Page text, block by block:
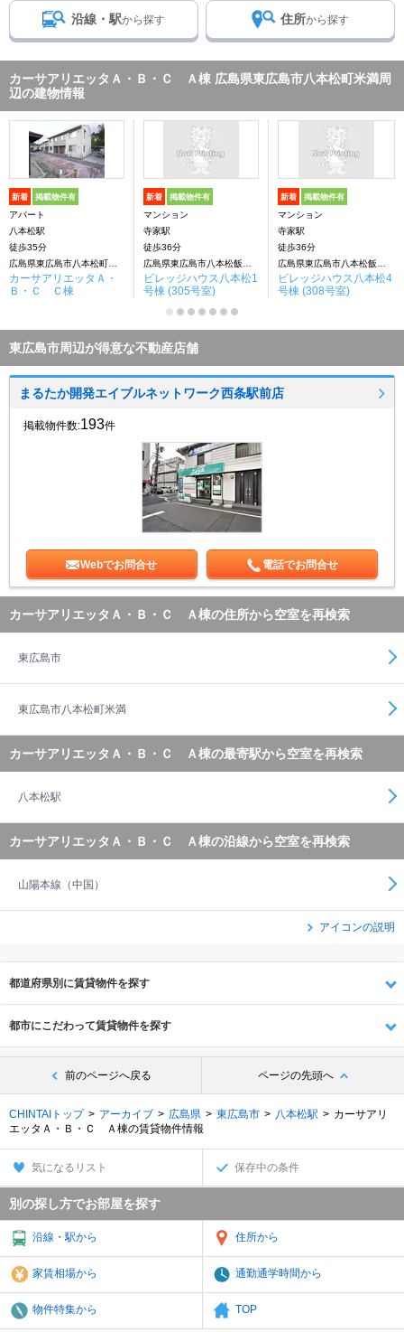
沿線・駅から探す 住所から探す
カーサアリエッタＡ・Ｂ・Ｃ Ａ棟 広島県東広島市八本松町米満周
辺の建物情報
新着 掲載物件有
アパート
八本松駅
徒歩35分
カーサアリエッタＡ・
Ｂ・Ｃ Ｃ棟
新着 掲載物件有
マンション
寺家駅
徒歩36分
ビレッジハウス八本松1
号棟 (305号室)
新着 掲載物件有
マンション
寺家駅
徒歩36分
ビレッジハウス八本松4
号棟 (308号室)
東広島市周辺が得意な不動産店舗
まるたか開発エイブルネットワーク西条駅前店
掲載物件数:193件
Webでお問合せ 電話でお問合せ
カーサアリエッタＡ・Ｂ・Ｃ Ａ棟の住所から空室を再検索
東広島市
東広島市八本松町米満
カーサアリエッタＡ・Ｂ・Ｃ Ａ棟の最寄駅から空室を再検索
八本松駅
カーサアリエッタＡ・Ｂ・Ｃ Ａ棟の沿線から空室を再検索
山陽本線（中国）
アイコンの説明
都道府県別に賃貸物件を探す
都市にこだわって賃貸物件を探す
前のページへ戻る ページの先頭へ
CHINTAIトップ アーカイブ 広島県 東広島市 八本松駅
カーサアリ
エッタＡ・Ｂ・Ｃ Ａ棟の賃貸物件情報
気になるリスト 保存中の条件
別の探し方でお部屋を探す
沿線・駅から 住所から
家賃相場から 通勤通学時間から
物件特集から TOP